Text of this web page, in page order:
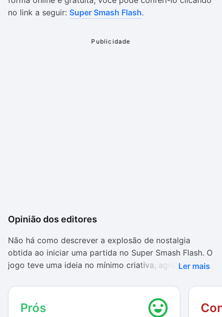
no link a seguir: Super Smash Flash.
Opinião dos editores
Não há como descrever a explosão de nostalgia
obtida ao iniciar uma partida no Super Smash Flash. O
jogo teve uma ideia no mínimo criativa, agrupado
queridos pelo público. Além disso, ele já começa com
vários personagens abertos, para que você possa
escolher aquele do qual realmente gosta.
Ler mais
Prós